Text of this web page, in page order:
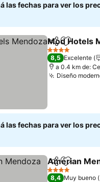
las fechas para ver los
Compartir
Añadir a
Mod Hotels
4 Estrellas
8,5 Excelente
a 0.4 km de:
Diseño
las fechas para ver los
CompartirAñadir a
Amérian
4 Estrellas
8,4 Muy bueno